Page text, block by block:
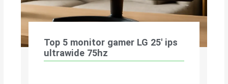
Top 5 monitor gamer LG 25′ ips
ultrawide 75hz